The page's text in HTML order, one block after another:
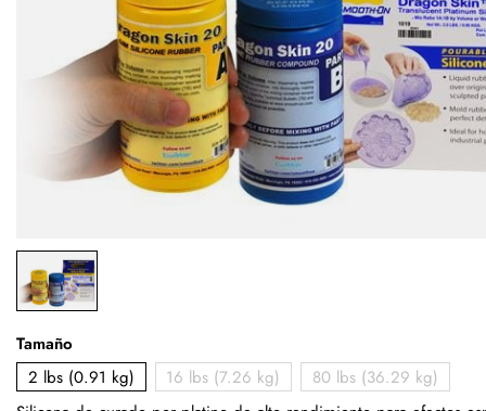
Tamaño
2 lbs (0.91 kg)
16 lbs (7.26 kg)
80 lbs (36.29 kg)